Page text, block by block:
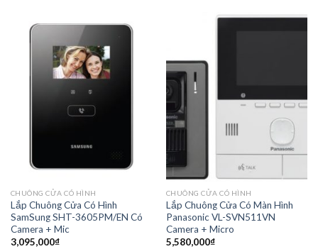
CHUÔNG CỬA CÓ HÌNH
Lắp Chuông Cửa Có Hình
SamSung SHT-3605PM/EN Có
Camera + Mic
3,095,000₫
CHUÔNG CỬA CÓ HÌNH
Lắp Chuông Cửa Có Màn Hình
Panasonic VL-SVN511VN
Camera + Micro
5,580,000₫